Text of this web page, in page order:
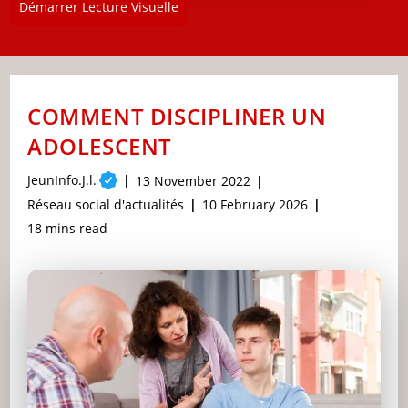
Démarrer Lecture Visuelle
COMMENT DISCIPLINER UN
ADOLESCENT
Post
author:
JeunInfo.J.l.
Post
published:
13 November 2022
Post
category:
Réseau social d'actualités
Post
10 February 2026
Reading
18 mins read